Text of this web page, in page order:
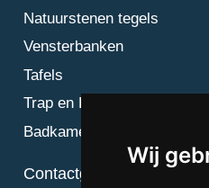
Wij
Natuurstenen tegels
Vensterbanken
Tafels
Trap en Bordes
Badkamer
Contactgegevens